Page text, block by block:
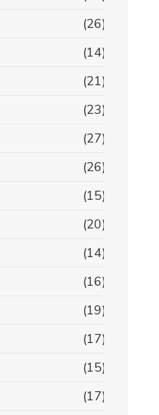
(26)
(14)
(21)
(23)
(27)
(26)
(15)
(20)
(14)
(16)
(19)
(17)
(15)
(17)